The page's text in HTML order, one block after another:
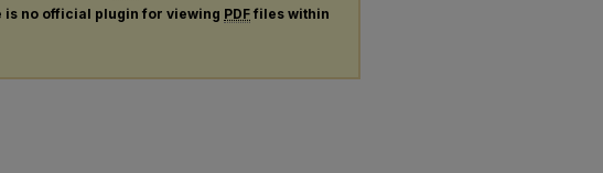
is no official plugin for viewing PDF files within